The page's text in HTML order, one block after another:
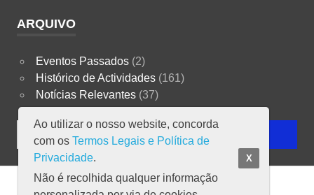
ARQUIVO
Eventos Passados(2)
Histórico de Actividades(161)
Notícias Relevantes(37)
Search
Copyright ICEA © 2023
Ao utilizar o nosso website, concorda
com os Termos Legais e Política de
Privacidade.
Não é recolhida qualquer informação
X